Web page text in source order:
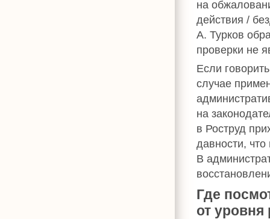
на
действия /
А. Турков
проверки не
Если
случае
на
в Роструд
давности,
В
Где
от